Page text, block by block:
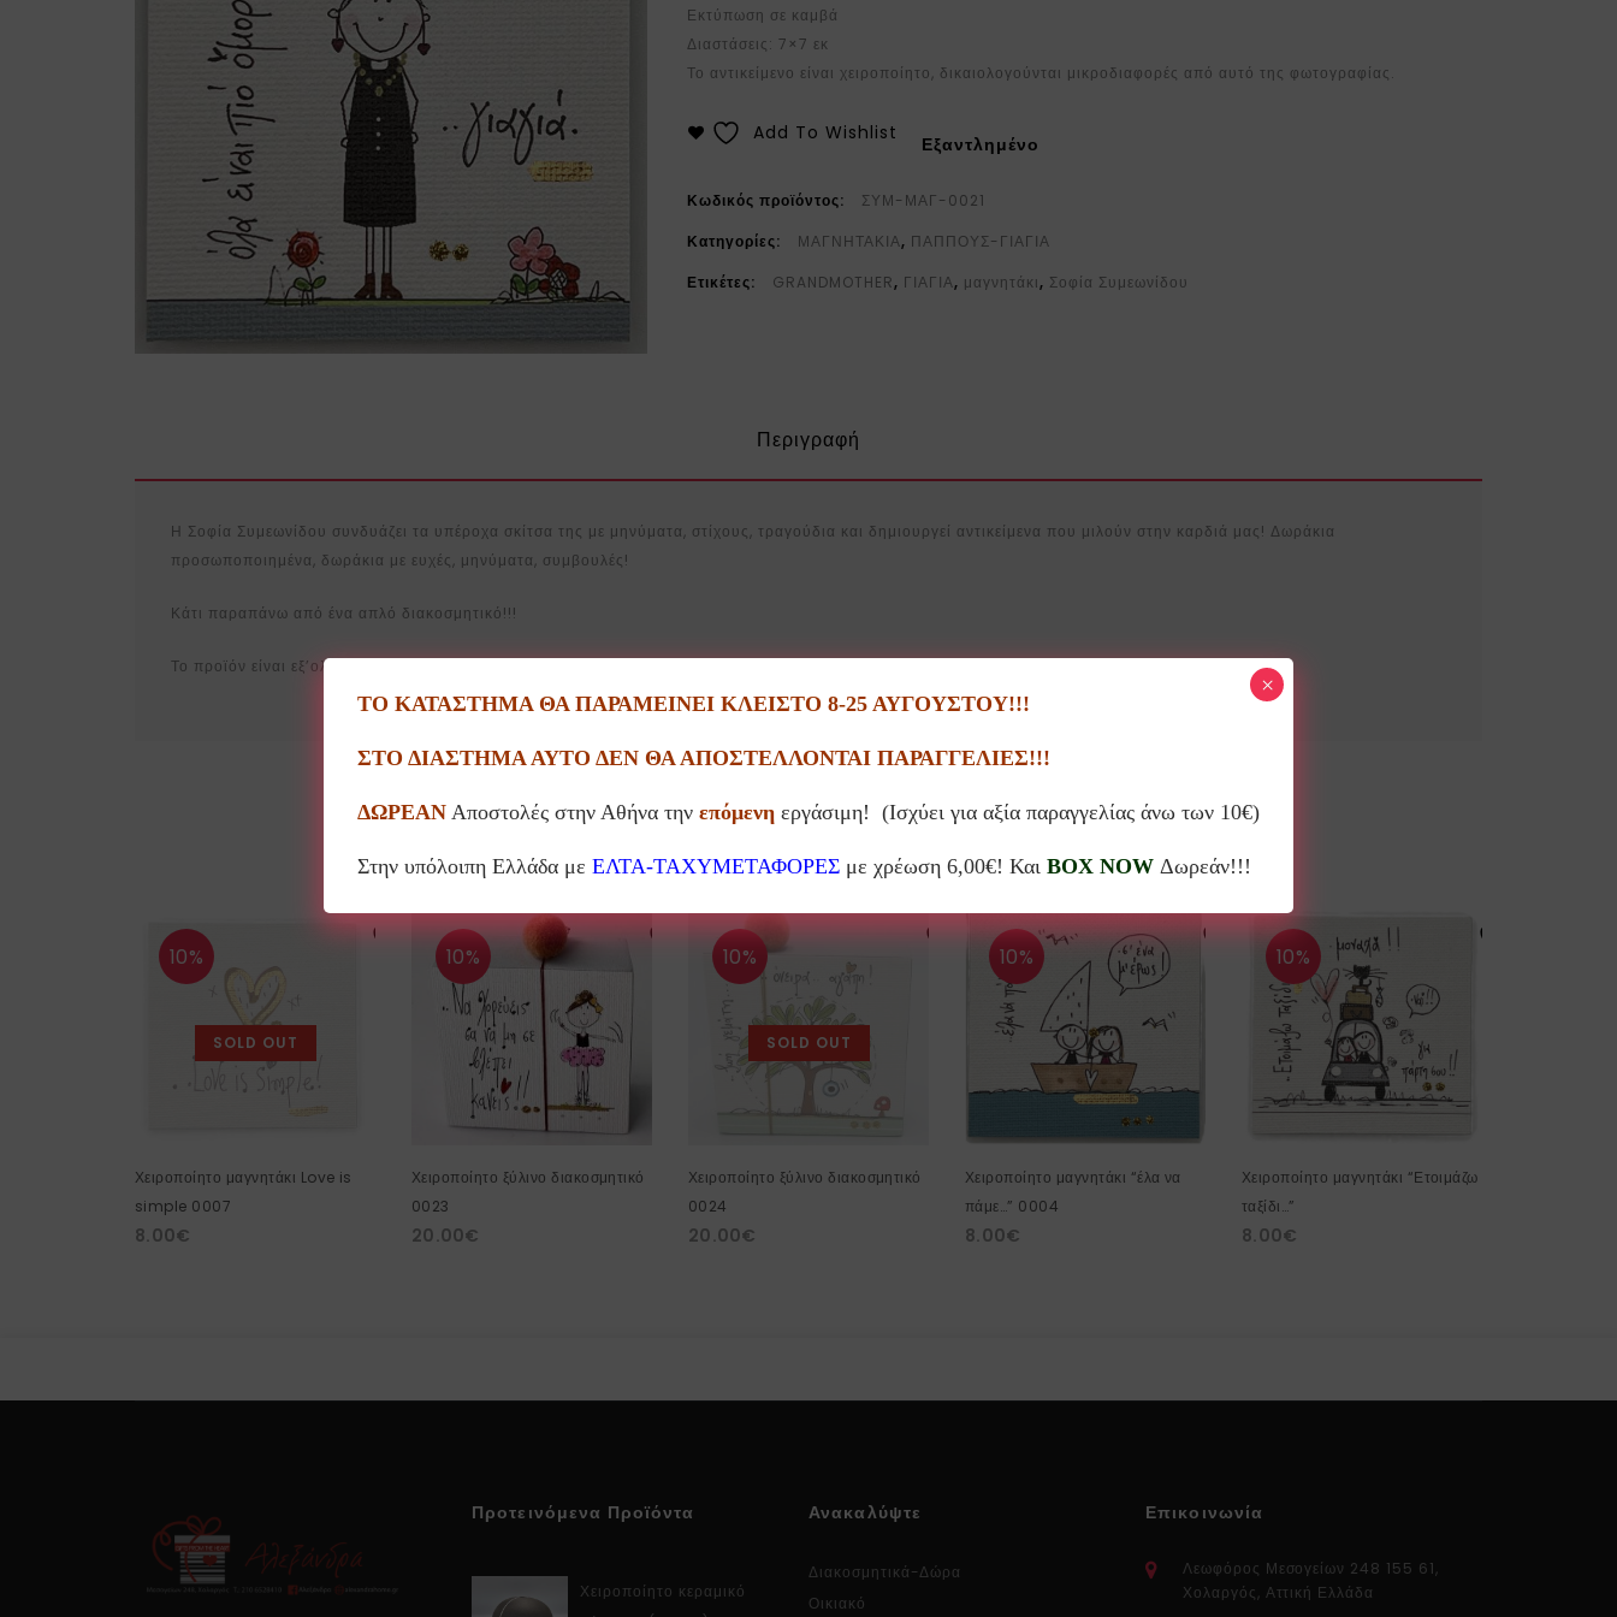
Εκτύπωση σε καμβά
Διαστάσεις: 7×7 εκ
Το αντικείμενο είναι χειροποίητο, δικαιολογούνται μικροδιαφορές από αυτό της φωτογραφίας.
Εξαντλημένο
Add To Wishlist
Κωδικός προϊόντος:
ΣΥΜ-ΜΑΓ-0021
Κατηγορίες:
ΜΑΓΝΗΤΑΚΙΑ, ΠΑΠΠΟΥΣ-ΓΙΑΓΙΑ
Ετικέτες:
GRANDMOTHER, ΓΙΑΓΙΑ, μαγνητάκι, Σοφία Συμεωνίδου
Περιγραφή
Η Σοφία Συμεωνίδου συνδυάζει τα υπέροχα σκίτσα της με μηνύματα, στίχους, τραγούδια και δημιουργεί αντικείμενα που μιλούν στην καρδιά μας! Δωράκια
προσωποποιημένα, δωράκια με ευχές, μηνύματα, συμβουλές!
Κάτι παραπάνω από ένα απλό διακοσμητικό!!!
Το προϊόν είναι εξ’ολοκλήρου χειροποίητο οπότε μπορεί να υπάρχουν διαφορές στα χρώματα, μηνύματα κτλ.
Σχετικά προϊόντα
10%
SOLD OUT
Χειροποίητο μαγνητάκι Love is
simple 0007
8.00€
10%
Χειροποίητο ξύλινο διακοσμητικό
0023
20.00€
10%
SOLD OUT
Χειροποίητο ξύλινο διακοσμητικό
0024
20.00€
10%
Χειροποίητο μαγνητάκι “έλα να
πάμε…” 0004
8.00€
10%
Χειροποίητο μαγνητάκι “Ετοιμάζω
ταξίδι…”
8.00€
Προτεινόμενα Προϊόντα
Χειροποίητο κεραμικό
Ανακαλύψτε
Διακοσμητικά-Δώρα
Οικιακό
Επικοινωνία
Λεωφόρος Μεσογείων 248 155 61,
Χολαργός, Αττική Ελλάδα
ΤΟ ΚΑΤΑΣΤΗΜΑ ΘΑ ΠΑΡΑΜΕΙΝΕΙ ΚΛΕΙΣΤΟ 8-25 ΑΥΓΟΥΣΤΟΥ!!!
ΣΤΟ ΔΙΑΣΤΗΜΑ ΑΥΤΟ ΔΕΝ ΘΑ ΑΠΟΣΤΕΛΛΟΝΤΑΙ ΠΑΡΑΓΓΕΛΙΕΣ!!!
ΔΩΡΕΑΝΑποστολές στην Αθήνα την επόμενηεργάσιμη! (Ισχύει για αξία παραγγελίας άνω των 10€)
Στην υπόλοιπη Ελλάδα με ΕΛΤΑ-ΤΑΧΥΜΕΤΑΦΟΡΕΣμε χρέωση 6,00€! Και BOX NOWΔωρεάν!!!
×